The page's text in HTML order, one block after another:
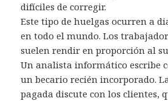
difíciles de corregir.
Este tipo de huelgas ocurren a
en todo el mundo. Los
suelen rendir en proporción al
Un analista informático escribe
un becario recién incorporado.
pagada discute con los clientes,